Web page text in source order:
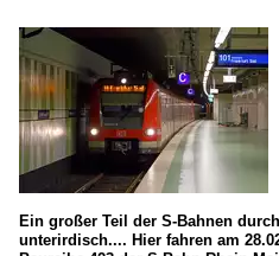
Ein großer Teil der S-Bahnen
unterirdisch.... Hier fahren am